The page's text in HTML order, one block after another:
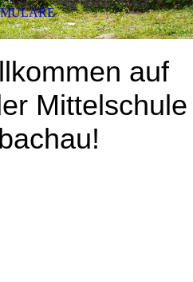
auf
Mittelschule